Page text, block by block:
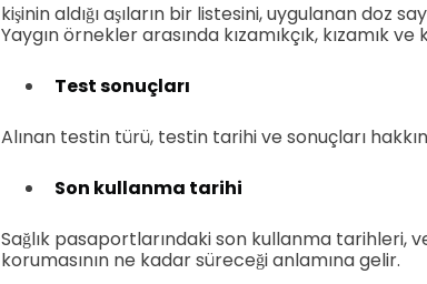
kişinin aldığı aşıların bir listesini, uygulanan doz
Yaygın örnekler arasında kızamıkçık, kızamık ve
Test sonuçları
Alınan testin türü, testin tarihi ve sonuçları
Son kullanma tarihi
Sağlık pasaportlarındaki son kullanma tarihleri,
korumasının ne kadar süreceği anlamına gelir.